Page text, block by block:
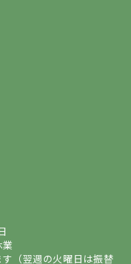
業
（翌週の火曜日は振替